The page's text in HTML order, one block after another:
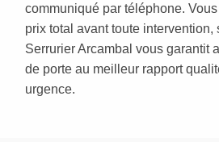
communiqué par téléphone.
prix total avant toute intervention,
Serrurier Arcambal vous garantit
de porte au meilleur rapport
urgence.